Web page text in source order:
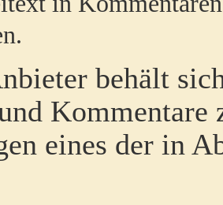
behält
Kommentare
eines der in